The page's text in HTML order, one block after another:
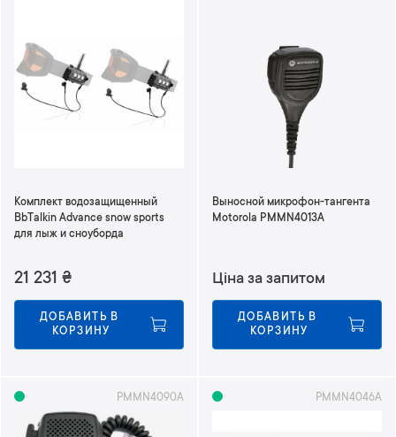
Комплект водозащищенный
BbTalkin Advance snow sports
для лыж и сноуборда
21 231 ₴
ДОБАВИТЬ В
КОРЗИНУ
Выносной микрофон-тангента
Motorola PMMN4013A
Ціна за запитом
ДОБАВИТЬ В
КОРЗИНУ
PMMN4090A PMMN4046A